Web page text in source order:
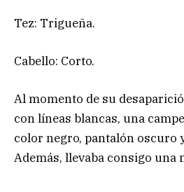
Tez: Trigueña.
Cabello: Corto.
Al momento de su
con líneas blancas, una
color negro, pantalón oscuro
Además, llevaba consigo una